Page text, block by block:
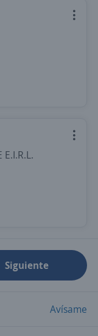
E.I.R.L.
Siguiente
Avísame